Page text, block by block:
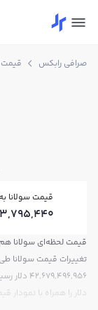
صرافی رابکس قیمت
قیمت سولانا
دلار را همراه با